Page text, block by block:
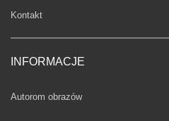
Kontakt
INFORMACJE
Autorom obrazów